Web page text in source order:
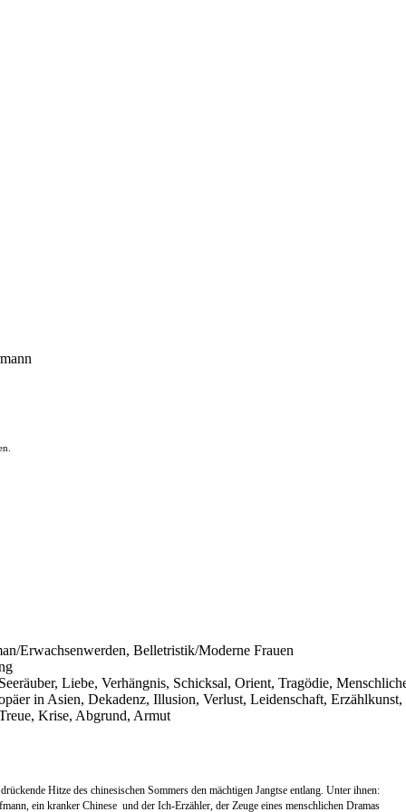
Erwachsenwerden, Belletristik/Moderne Frauen
Liebe, Verhängnis, Schicksal, Orient, Tragödie,
in Asien, Dekadenz, Illusion, Verlust, Leidenschaft,
Krise, Abgrund, Armut
Hitze des chinesischen Sommers den mächtigen Jangtse entlang. Unter ihnen:
ein kranker Chinese  und der Ich-Erzähler, der Zeuge eines menschlichen Dramas